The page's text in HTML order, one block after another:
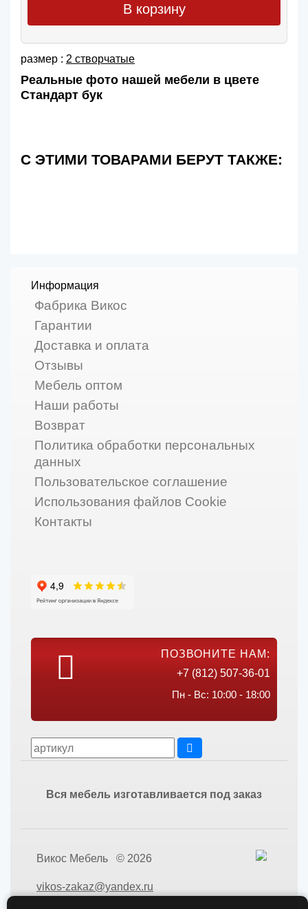
В корзину
размер : 2 створчатые
Реальные фото нашей мебели в цвете
Стандарт бук
С ЭТИМИ ТОВАРАМИ БЕРУТ ТАКЖЕ:
Информация
Фабрика Викос
Гарантии
Доставка и оплата
Отзывы
Мебель оптом
Наши работы
Возврат
Политика обработки персональных
данных
Пользовательское соглашение
Использования файлов Cookie
Контакты
ПОЗВОНИТЕ НАМ:
+7 (812) 507-36-01
Пн - Вс: 10:00 - 18:00
Вся мебель изготавливается под заказ
Викос Мебель © 2026
vikos-zakaz@yandex.ru